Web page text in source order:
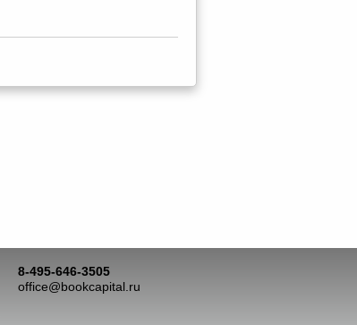
8-495-646-3505
office@bookcapital.ru